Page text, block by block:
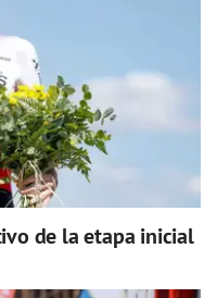
de la etapa inicial